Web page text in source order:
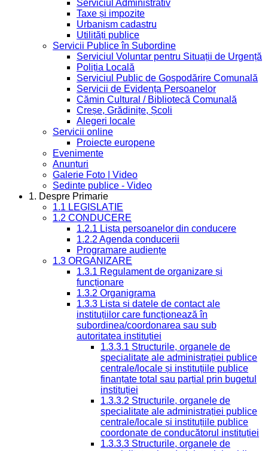
Serviciul Administrativ
Taxe și impozite
Urbanism cadastru
Utilități publice
Servicii Publice în Subordine
Serviciul Voluntar pentru Situații de Urgență
Poliția Locală
Serviciul Public de Gospodărire Comunală
Servicii de Evidența Persoanelor
Cămin Cultural / Bibliotecă Comunală
Creșe, Grădinițe, Școli
Alegeri locale
Servicii online
Proiecte europene
Evenimente
Anunțuri
Galerie Foto | Video
Sedinte publice - Video
1. Despre Primarie
1.1 LEGISLAȚIE
1.2 CONDUCERE
1.2.1 Lista persoanelor din conducere
1.2.2 Agenda conducerii
Programare audiențe
1.3 ORGANIZARE
1.3.1 Regulament de organizare și
funcționare
1.3.2 Organigrama
1.3.3 Lista și datele de contact ale
instituțiilor care funcționează în
subordinea/coordonarea sau sub
autoritatea instituției
1.3.3.1 Structurile, organele de
specialitate ale administrației publice
centrale/locale și instituțiile publice
finanțate total sau parțial prin bugetul
instituției
1.3.3.2 Structurile, organele de
specialitate ale administrației publice
centrale/locale și instituțiile publice
coordonate de conducătorul instituției
1.3.3.3 Structurile, organele de